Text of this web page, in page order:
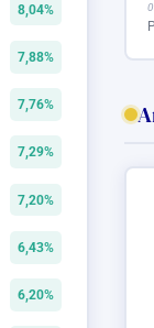
8,04%
7,88%
7,76%
7,29%
7,20%
6,43%
6,20%
0